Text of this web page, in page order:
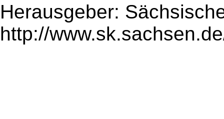
Herausgeber:
http://